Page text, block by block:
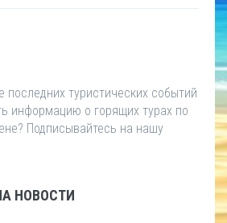
последних туристических событий
информацию о горящих турах по
Подписывайтесь на нашу
НОВОСТИ